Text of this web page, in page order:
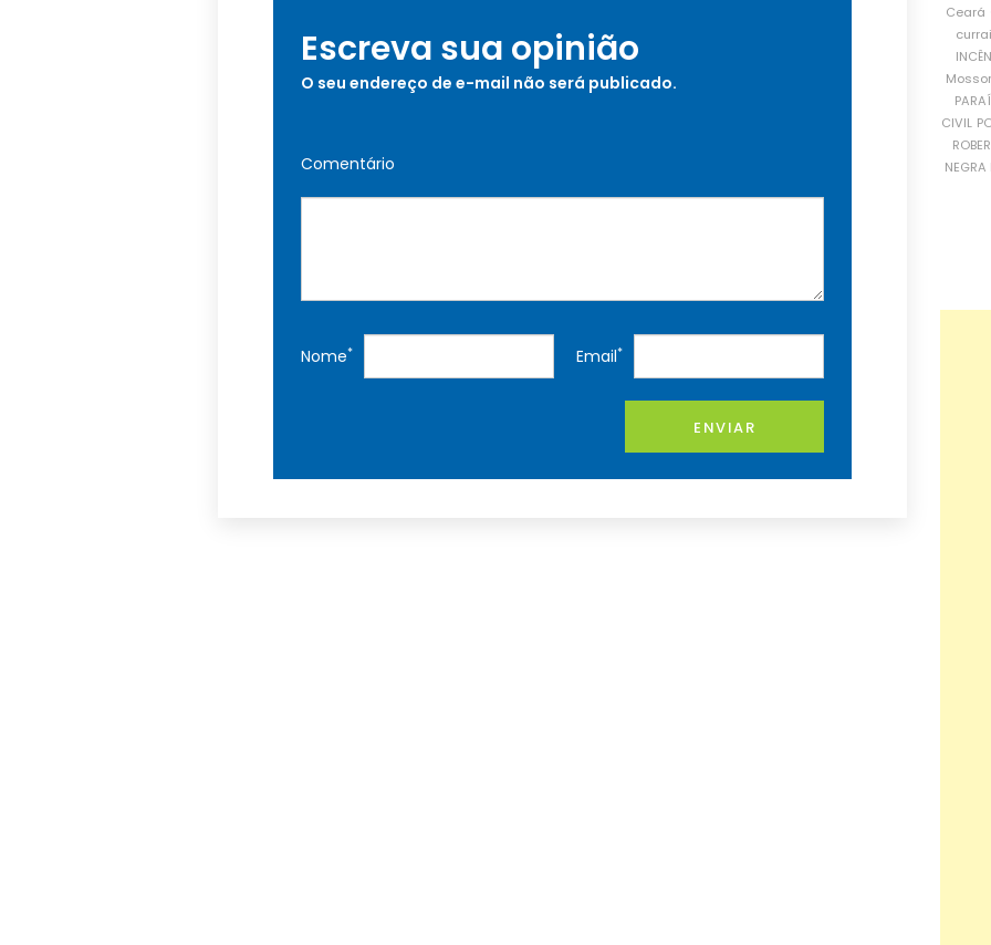
Escreva sua opinião
O seu endereço de e-mail não será publicado.
Comentário
Nome* Email*
ENVIAR
Ceará
CIVIL
NEGRA